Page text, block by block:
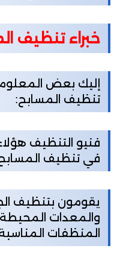
خبراء تنظيف
إليك بعض
تنظيف المسابح:
فنيو التنظيف
في تنظيف
يقومون بتنظيف
والمعدات المحيطة
المنظفات